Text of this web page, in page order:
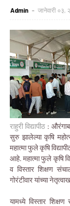
Admin जानेवारी ०३,
राहुरी विद्यापीठ :
सुरु झालेल्या कृषि
महात्मा फुले कृषि
आहे. महात्मा फुले कृषि
व विस्तार शिक्षण
गोरंटीवार यांच्या
यामध्ये विस्तार शिक्षण